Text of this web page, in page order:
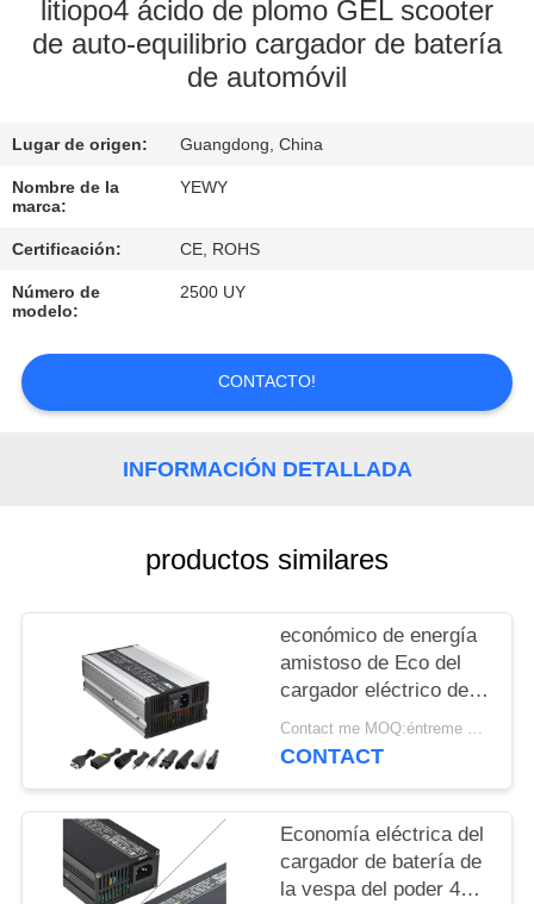
FÁBRICA
DE
CALIDAD
ÉNTRENOS
EN
CONTACTO
CON
NOTICIAS
MAPA
SITIO
PRIVACY
POLICY
litiopo4 ácido de plomo GEL scooter
de auto-equilibrio cargador de batería
de automóvil
Lugar de origen: Guangdong, China
Nombre de la
marca:
YEWY
Certificación: CE, ROHS
Número de
modelo:
2500 UY
CONTACTO!
INFORMACIÓN DETALLADA
productos similares
económico de energía
amistoso de Eco del
cargador eléctrico de la
vespa de 12A 36V
Contact me MOQ:éntreme en contacto con
CONTACT
Economía eléctrica del
cargador de batería de
la vespa del poder 48V